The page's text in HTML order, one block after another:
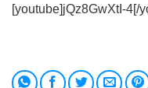
[youtube]jQz8GwXtI-4[/